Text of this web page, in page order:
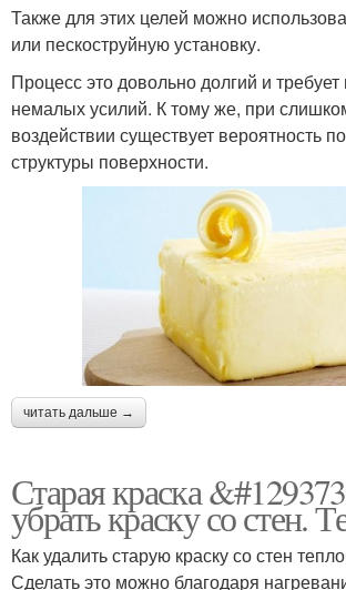
Также для этих целей можно
или пескоструйную установку.
Процесс это довольно долгий и
немалых усилий. К тому же, при
воздействии существует вероятность
структуры поверхности.
читать дальше →
Старая краска
убрать краску со стен.
Как удалить старую краску со стен
Сделать это можно благодаря